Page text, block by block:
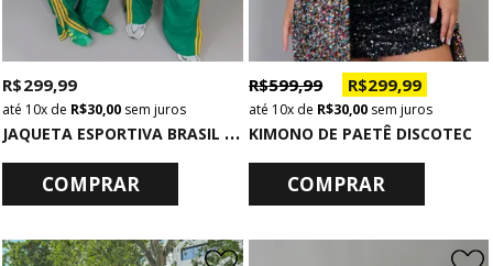
J
AQUETA ESPORTIVA BRASIL VERDE E AMARELO
R$ 299,99
10x de R$ 30,00 sem juros
COMPRAR
KIMONO DE PAETÊ DISCOTEC
R$ 599,99 R$ 299,99
10xde R$ 30,00sem juros
COMPRAR